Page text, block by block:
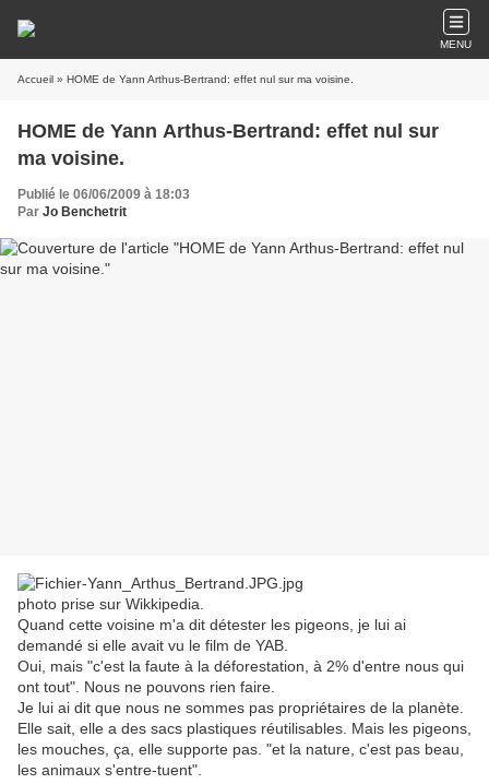
MENU
Accueil » HOME de Yann Arthus-Bertrand: effet nul sur ma voisine.
HOME de Yann Arthus-Bertrand: effet nul sur
ma voisine.
Publié le 06/06/2009 à 18:03
Par Jo Benchetrit
photo prise sur Wikkipedia.
Quand cette voisine m'a dit détester les pigeons, je lui ai
demandé si elle avait vu le film de YAB.
Oui, mais "c'est la faute à la déforestation, à 2% d'entre nous qui
ont tout". Nous ne pouvons rien faire.
Je lui ai dit que nous ne sommes pas propriétaires de la planète.
Elle sait, elle a des sacs plastiques réutilisables. Mais les pigeons,
les mouches, ça, elle supporte pas. "et la nature, c'est pas beau,
les animaux s'entre-tuent".